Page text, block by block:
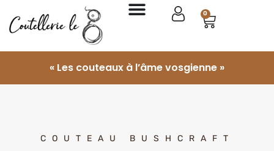
0
« Les couteaux à l’âme vosgienne »
COUTEAU BUSHCRAFT